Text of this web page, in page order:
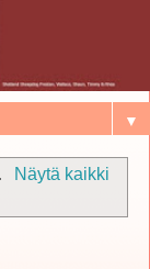
▼
.
Näytä kaikki